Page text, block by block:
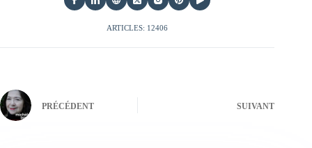
ARTICLES: 12406
PRÉCÉDENT SUIVANT